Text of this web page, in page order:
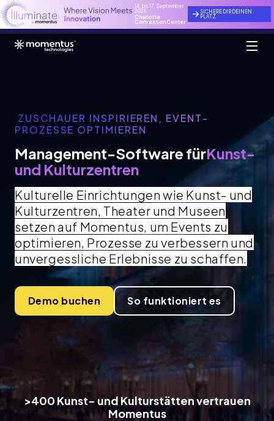
14. bis 17. September
2026
Charlotte
Convention Center
SICHERE DIR DEINEN
PLATZ
ZUSCHAUER INSPIRIEREN, EVENT-
PROZESSE OPTIMIEREN
Management-Software fürKunst-
und Kulturzentren
Kulturelle Einrichtungen wie Kunst- und
Kulturzentren, Theater und Museen
setzen auf Momentus, um Events zu
optimieren, Prozesse zu verbessern und
unvergessliche Erlebnisse zu schaffen.
Demo buchen So funktioniert es
>400 Kunst- und Kulturstätten vertrauen
Momentus